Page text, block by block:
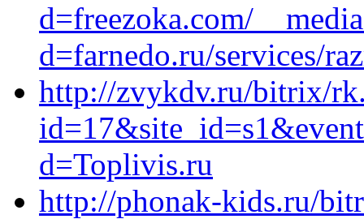
d=freezoka.com/
d=farnedo.ru/services/
http://zvykdv.ru/bitrix/
d=Toplivis.ru
http://phonak-kids.ru/